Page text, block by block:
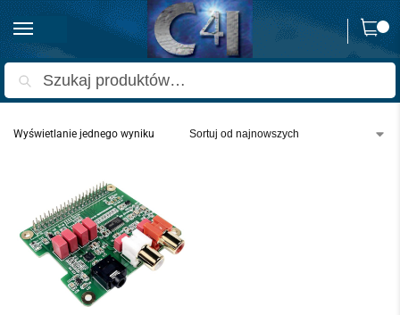
0
Strona główna Innomaker
Wyświetlanie jednego wyniku